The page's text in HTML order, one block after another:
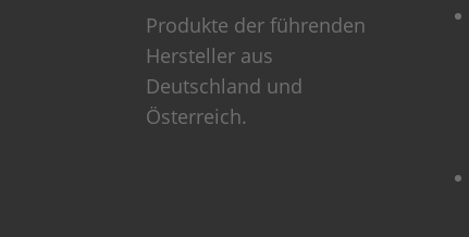
Produkte der führenden
Hersteller aus
Deutschland und
Österreich.